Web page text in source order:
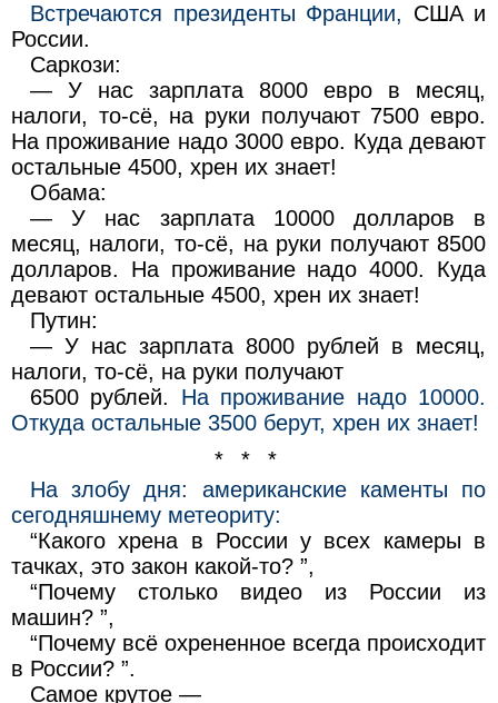
Встречаются президенты Франции, США и
России.
Саркози:
— У нас зарплата 8000 евро в месяц,
налоги, то-сё, на руки получают 7500 евро.
На проживание надо 3000 евро. Куда девают
остальные 4500, хрен их знает!
Обама:
— У нас зарплата 10000 долларов в
месяц, налоги, то-сё, на руки получают 8500
долларов. На проживание надо 4000. Куда
девают остальные 4500, хрен их знает!
Путин:
— У нас зарплата 8000 рублей в месяц,
налоги, то-сё, на руки получают
6500 рублей. На проживание надо 10000.
Откуда остальные 3500 берут, хрен их знает!
* * *
На злобу дня: американские каменты по
сегодняшнему метеориту:
“Какого хрена в России у всех камеры в
тачках, это закон какой-то? ”,
“Почему столько видео из России из
машин? ”,
“Почему всё охрененное всегда происходит
в России? ”.
Самое крутое —